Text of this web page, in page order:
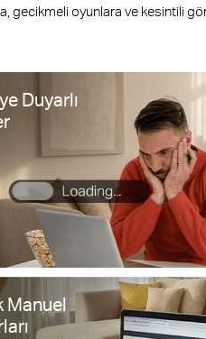
gecikmeli oyunlara ve kesintili
Duyarlı
Manuel